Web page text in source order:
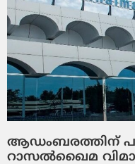
ആഡംബരത്തിന്
റാസൽഖൈമ